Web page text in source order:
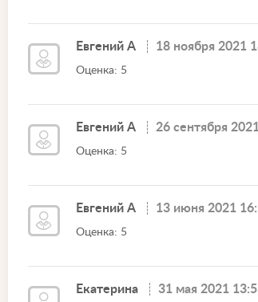
Евгений А 18 ноября 2021
Оценка: 5
Евгений А 26 сентября
Оценка: 5
Евгений А 13 июня 2021
Оценка: 5
Екатерина 31 мая 2021